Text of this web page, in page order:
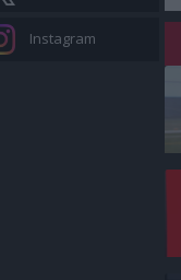
Instagram